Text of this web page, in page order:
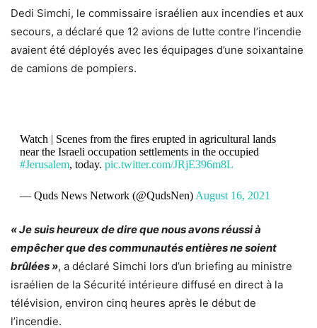
Dedi Simchi, le commissaire israélien aux incendies et aux
secours, a déclaré que 12 avions de lutte contre l’incendie
avaient été déployés avec les équipages d’une soixantaine
de camions de pompiers.
Watch | Scenes from the fires erupted in agricultural lands
near the Israeli occupation settlements in the occupied
#Jerusalem, today. pic.twitter.com/JRjE396m8L
— Quds News Network (@QudsNen) August 16, 2021
« Je suis heureux de dire que nous avons réussi à
empêcher que des communautés entières ne soient
brûlées », a déclaré Simchi lors d’un briefing au ministre
israélien de la Sécurité intérieure diffusé en direct à la
télévision, environ cinq heures après le début de
l’incendie.